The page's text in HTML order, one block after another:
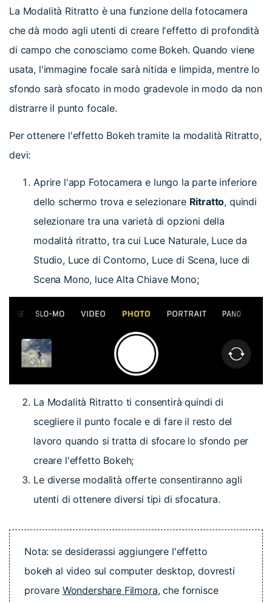
La Modalità Ritratto è una funzione della fotocamera
che dà modo agli utenti di creare l'effetto di profondità
di campo che conosciamo come Bokeh. Quando viene
usata, l'immagine focale sarà nitida e limpida, mentre lo
sfondo sarà sfocato in modo gradevole in modo da non
distrarre il punto focale.
Per ottenere l'effetto Bokeh tramite la modalità Ritratto,
devi:
Aprire l'app Fotocamera e lungo la parte inferiore
dello schermo trova e selezionare Ritratto, quindi
selezionare tra una varietà di opzioni della
modalità ritratto, tra cui Luce Naturale, Luce da
Studio, Luce di Contorno, Luce di Scena, luce di
Scena Mono, luce Alta Chiave Mono;
La Modalità Ritratto ti consentirà quindi di
scegliere il punto focale e di fare il resto del
lavoro quando si tratta di sfocare lo sfondo per
creare l'effetto Bokeh;
Le diverse modalità offerte consentiranno agli
utenti di ottenere diversi tipi di sfocatura.
Nota: se desiderassi aggiungere l'effetto
bokeh al video sul computer desktop, dovresti
provare Wondershare Filmora, che fornisce